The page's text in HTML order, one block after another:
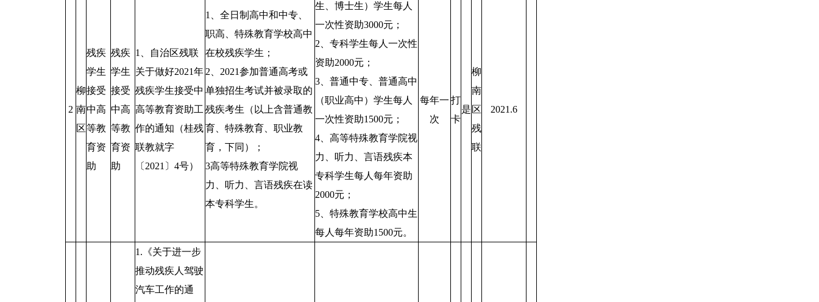
2
柳
南
区
残疾
学生
接受
中高
等教
育资
助
残疾
学生
接受
中高
等教
育资
助
1、自治区残联
关于做好2021年
残疾学生接受中
高等教育资助工
作的通知（桂残
联教就字
〔2021〕4号）
1、全日制高中和中专、
职高、特殊教育学校高中
在校残疾学生；
2、2021参加普通高考或
单独招生考试并被录取的
残疾考生（以上含普通教
育、特殊教育、职业教
育，下同）；
3高等特殊教育学院视
力、听力、言语残疾在读
本专科学生。
生、博士生）学生每人
一次性资助3000元；
2、专科学生每人一次性
资助2000元；
3、普通中专、普通高中
（职业高中）学生每人
一次性资助1500元；
4、高等特殊教育学院视
力、听力、言语残疾本
专科学生每人每年资助
2000元；
5、特殊教育学校高中生
每人每年资助1500元。
每年一
次
打
卡
是
柳
南
区
残
联
2021.6
1.《关于进一步
推动残疾人驾驶
汽车工作的通